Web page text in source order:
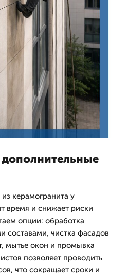
керамогранита у
время и снижает риски
опции: обработка
чистка фасадов
мытье окон и промывка
позволяет проводить
что сокращает сроки и